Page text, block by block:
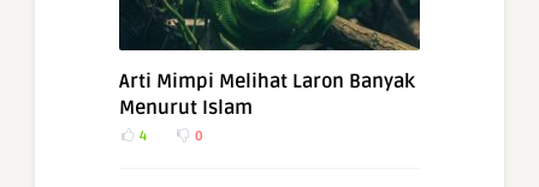
Arti Mimpi Melihat Laron Banyak
Menurut Islam
4 0